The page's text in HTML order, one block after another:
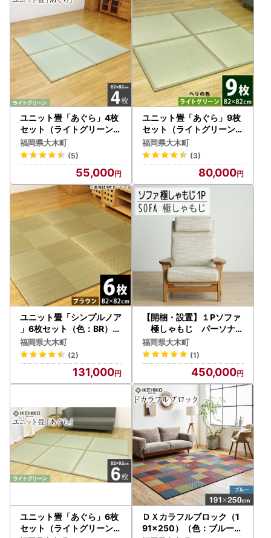
ユニット畳「あぐら」4枚
セット（ライトグリーン）
AA061
福岡県大木町
(5)
55,000
ユニット畳「あぐら」9枚
セット（ライトグリーン）
AA134
福岡県大木町
(3)
80,000
ユニット畳「シンプルノア
」6枚セット（色：BR）
AA189
福岡県大木町
(2)
131,000
【開梱・設置】１Pソファ
極しゃもじ パーソナル
チェア YOW/STI-SC
ミディアム AL085
福岡県大木町
(1)
450,000
ユニット畳「あぐら」6枚
セット（ライトグリーン）
ＤＸカラフルブロック（1
91×250）（色：ブルー）